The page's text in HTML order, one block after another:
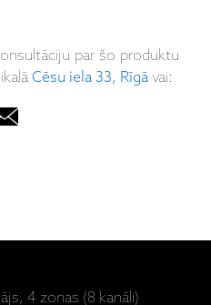
par šo produktu
Cēsu iela 33, Rīgāvai:
4 zonas (8 kanāli)